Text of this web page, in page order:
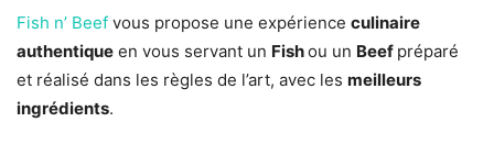
Fish n’ Beef vous propose une expérience culinaire
authentique en vous servant un Fishou un Beef préparé
et réalisé dans les règles de l’art, avec les meilleurs
ingrédients.